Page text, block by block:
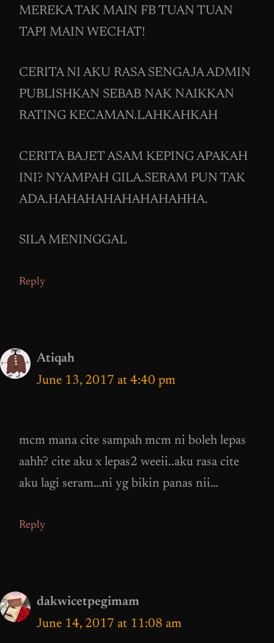
MEREKA TAK MAIN FB TUAN TUAN
TAPI MAIN WECHAT!
CERITA NI AKU RASA SENGAJA ADMIN
PUBLISHKAN SEBAB NAK NAIKKAN
RATING KECAMAN.LAHKAHKAH
CERITA BAJET ASAM KEPING APAKAH
INI? NYAMPAH GILA.SERAM PUN TAK
ADA.HAHAHAHAHAHAHAHHA.
SILA MENINGGAL
Reply
Atiqah
June 13, 2017 at 4:40 pm
mcm mana cite sampah mcm ni boleh lepas
aahh? cite aku x lepas2 weeii..aku rasa cite
aku lagi seram…ni yg bikin panas nii…
Reply
dakwicetpegimam
June 14, 2017 at 11:08 am